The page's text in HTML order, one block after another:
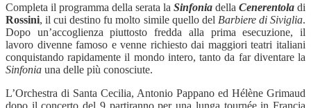
Completa il programma della serata la Sinfonia della Cenerentola di
Rossini, il cui destino fu molto simile quello del Barbiere di Siviglia.
Dopo un’accoglienza piuttosto fredda alla prima esecuzione, il
lavoro divenne famoso e venne richiesto dai maggiori teatri italiani
conquistando rapidamente il mondo intero, tanto da far diventare la
Sinfonia una delle più conosciute.
L’Orchestra di Santa Cecilia, Antonio Pappano ed Hélène Grimaud
dopo il concerto del 9 partiranno per una lunga tournée in Francia